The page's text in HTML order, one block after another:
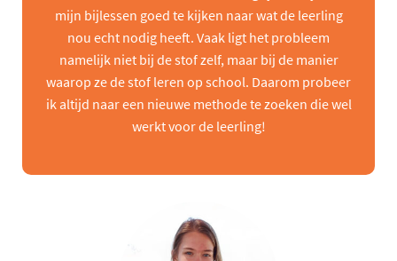
mijn bijlessen goed te kijken naar wat de leerling
nou echt nodig heeft. Vaak ligt het probleem
namelijk niet bij de stof zelf, maar bij de manier
waarop ze de stof leren op school. Daarom probeer
ik altijd naar een nieuwe methode te zoeken die wel
werkt voor de leerling!